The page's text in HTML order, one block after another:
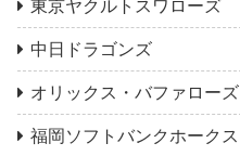
東京ヤクルトスワローズ
中日ドラゴンズ
オリックス・バファローズ
福岡ソフトバンクホークス